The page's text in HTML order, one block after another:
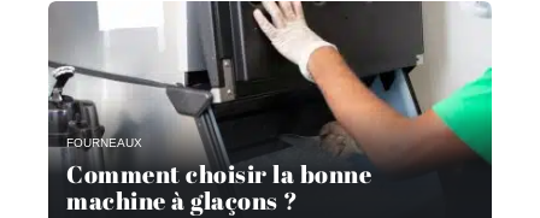
FOURNEAUX
Comment choisir la bonne
machine à glaçons ?